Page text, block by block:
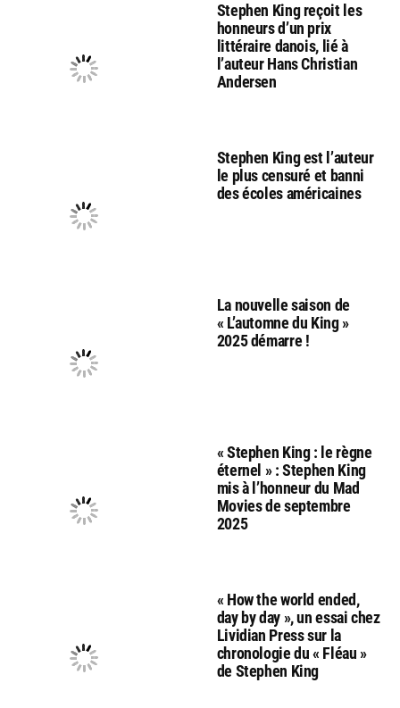
Stephen King reçoit les
honneurs d’un prix
littéraire danois, lié à
l’auteur Hans Christian
Andersen
Stephen King est l’auteur
le plus censuré et banni
des écoles américaines
La nouvelle saison de
« L’automne du King »
2025 démarre !
« Stephen King : le règne
éternel » : Stephen King
mis à l’honneur du Mad
Movies de septembre
2025
« How the world ended,
day by day », un essai chez
Lividian Press sur la
chronologie du « Fléau »
de Stephen King